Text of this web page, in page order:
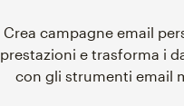
Crea campagne email
prestazioni e trasforma i
con gli strumenti email